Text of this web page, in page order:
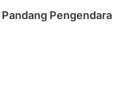
Pengendara